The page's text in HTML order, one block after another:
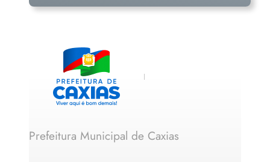
Prefeitura Municipal de Caxias